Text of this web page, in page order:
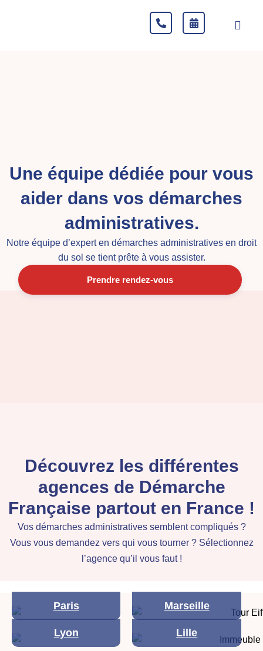
Une équipe dédiée pour vous
aider dans vos démarches
administratives.
Notre équipe d’expert en démarches administratives en droit
du sol se tient prête à vous assister.
Prendre rendez-vous
Découvrez les différentes
agences de Démarche
Française partout en France !
Vos démarches administratives semblent compliqués ?
Vous vous demandez vers qui vous tourner ? Sélectionnez
l’agence qu’il vous faut !
Paris Marseille
Lyon Lille